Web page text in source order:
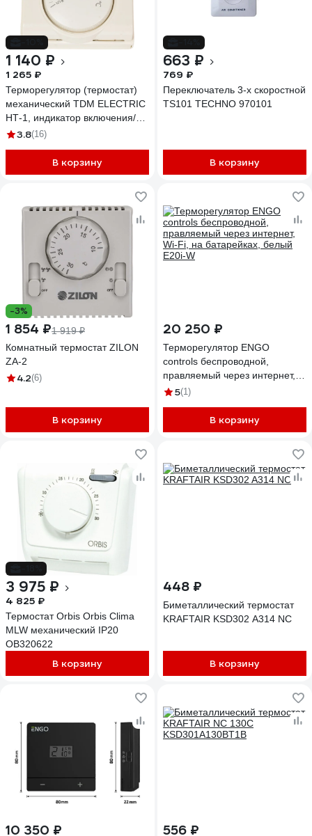
1 140 ₽
1 265 ₽
Терморегулятор (термостат)
механический TDM ELECTRIC
НТ-1, индикатор включения/
выключения нагрузки, 10 А,
3.8(16)
В корзину
663 ₽
769 ₽
Переключатель 3-х скоростной
TS101 TECHNO 970101
В корзину
-3%
1 854 ₽1 919 ₽
Комнатный термостат ZILON
ZA-2
4.2(6)
В корзину
20 250 ₽
Терморегулятор ENGO
controls беспроводной,
правляемый через интернет,
Wi-Fi, на батарейках, белый
5(1)
В корзину
3 975 ₽
4 825 ₽
Термостат Orbis Orbis Clima
MLW механический IP20
OB320622
В корзину
448 ₽
Биметаллический термостат
KRAFTAIR KSD302 A314 NC
В корзину
10 350 ₽ 556 ₽